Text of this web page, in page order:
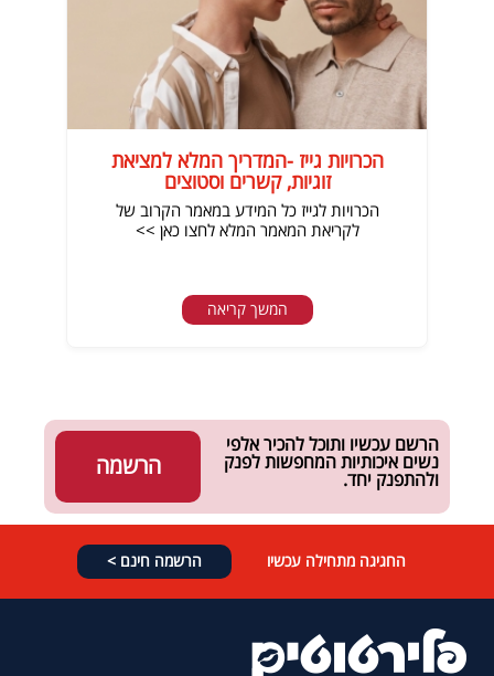
הכרויות גייז -המדריך המלא למציאת
זוגיות, קשרים וסטוצים
הכרויות לגייז כל המידע במאמר הקרוב של
לקריאת המאמר המלא לחצו כאן >>
המשך קריאה
הרשמה
הרשם עכשיו ותוכל להכיר אלפי
נשים איכותיות המחפשות לפנק
ולהתפנק יחד.
החגיגה מתחילה עכשיו הרשמה חינם >